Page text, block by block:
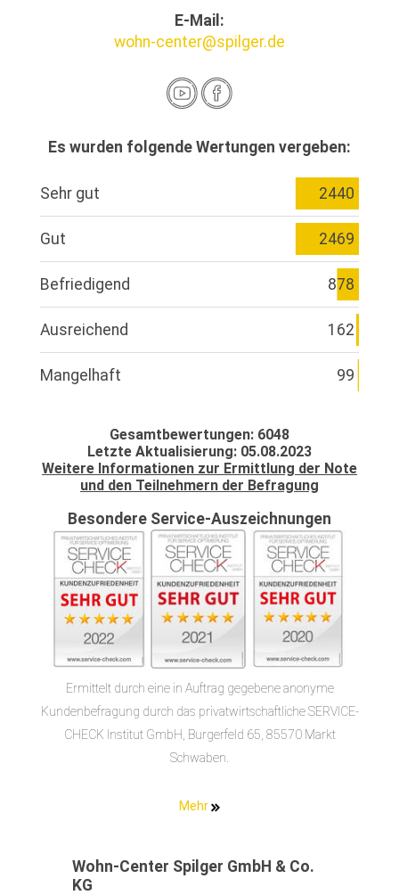
E-Mail:
wohn-center@spilger.de
Es wurden folgende Wertungen vergeben:
Sehr gut 2440
Gut 2469
Befriedigend 878
Ausreichend 162
Mangelhaft 99
Gesamtbewertungen: 6048
Letzte Aktualisierung: 05.08.2023
Weitere Informationen zur Ermittlung der Note
und den Teilnehmern der Befragung
Besondere Service-Auszeichnungen
Ermittelt durch eine in Auftrag gegebene anonyme
Kundenbefragung durch das privatwirtschaftliche SERVICE-
CHECK Institut GmbH, Burgerfeld 65, 85570 Markt
Schwaben.
Mehr
Wohn-Center Spilger GmbH & Co.
KG